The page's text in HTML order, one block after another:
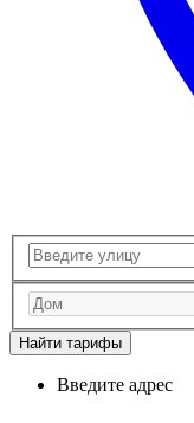
Найти тарифы
Введите адрес